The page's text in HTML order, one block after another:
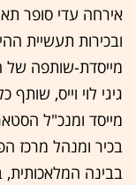
ובכירות תעשיית
בבינה המלאכותית,